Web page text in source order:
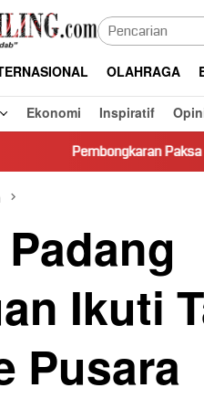
OLAHRAGA
Ekonomi Inspiratif
Paksa Rumah Warga di
Ikuti
Pusara